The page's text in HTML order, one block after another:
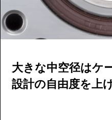
大きな中空径はケ
設計の自由度を上